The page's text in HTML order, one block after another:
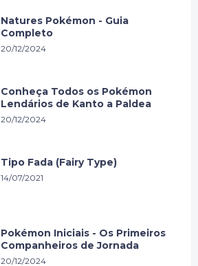
Natures Pokémon - Guia
Completo
20/12/2024
Conheça Todos os Pokémon
Lendários de Kanto a Paldea
20/12/2024
Tipo Fada (Fairy Type)
14/07/2021
Pokémon Iniciais - Os Primeiros
Companheiros de Jornada
20/12/2024